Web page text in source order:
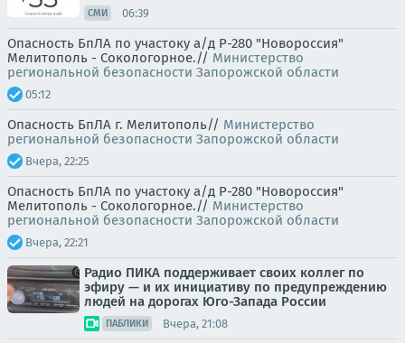
СМИ 06:39
Опасность БпЛА по участоку а/д Р-280 "Новороссия"
Мелитополь - Сокологорное.// Министерство
региональной безопасности Запорожской области
05:12
Опасность БпЛА г. Мелитополь// Министерство
региональной безопасности Запорожской области
Вчера, 22:25
Опасность БпЛА по участоку а/д Р-280 "Новороссия"
Мелитополь - Сокологорное.// Министерство
региональной безопасности Запорожской области
Вчера, 22:21
Радио ПИКА поддерживает своих коллег по
эфиру — и их инициативу по предупреждению
людей на дорогах Юго-Запада России
ПАБЛИКИ Вчера, 21:08